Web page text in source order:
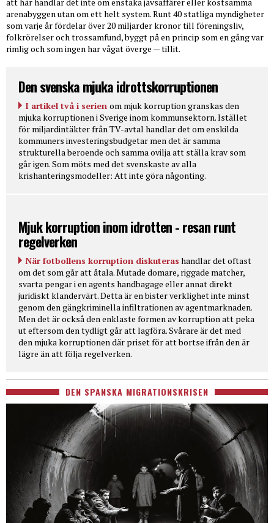
arenabyggen utan om ett helt system. Runt 40 statliga myndigheter
som varje år fördelar över 20 miljarder kronor till föreningsliv,
folkrörelser och trossamfund, byggt på en princip som en gång var
rimlig och som ingen har vågat överge — tillit.
Den svenska mjuka idrottskorruptionen
I artikel två i serien om mjuk korruption granskas den
mjuka korruptionen i Sverige inom kommunsektorn. Istället
för miljardintäkter från TV-avtal handlar det om enskilda
kommuners investeringsbudgetar men det är samma
strukturella beroende och samma ovilja att ställa krav som
går igen. Som möts med det svenskaste av alla
krishanteringsmodeller: Att inte göra någonting.
Mjuk korruption inom idrotten - resan runt
regelverken
När fotbollens korruption diskuteras handlar det oftast
om det som går att åtala. Mutade domare, riggade matcher,
svarta pengar i en agents handbagage eller annat direkt
juridiskt klandervärt. Detta är en bister verklighet inte minst
genom den gängkriminella infiltrationen av agentmarknaden.
Men det är också den enklaste formen av korruption att peka
ut eftersom den tydligt går att lagföra. Svårare är det med
den mjuka korruptionen där priset för att bortse ifrån den är
lägre än att följa regelverken.
DEN SPANSKA MIGRATIONSKRISEN